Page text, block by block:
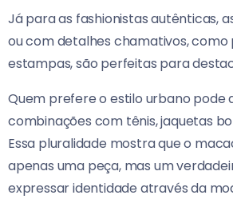
Já para as fashionistas autênticas,
ou com detalhes chamativos, como
estampas, são perfeitas para
Quem prefere o estilo urbano pode
combinações com tênis, jaquetas
Essa pluralidade mostra que o
apenas uma peça, mas um
expressar identidade através da